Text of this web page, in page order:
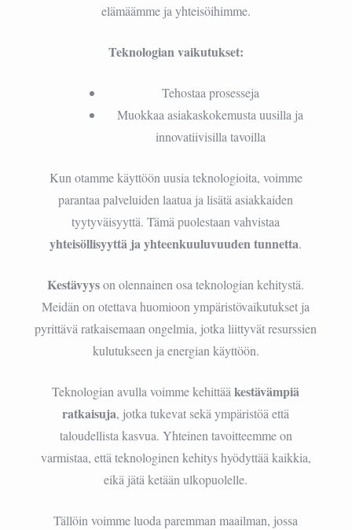
elämäämme ja yhteisöihimme.
Teknologian vaikutukset:
Tehostaa prosesseja
Muokkaa asiakaskokemusta uusilla ja
innovatiivisilla tavoilla
Kun otamme käyttöön uusia teknologioita, voimme
parantaa palveluiden laatua ja lisätä asiakkaiden
tyytyväisyyttä. Tämä puolestaan vahvistaa
yhteisöllisyyttä ja yhteenkuuluvuuden tunnetta.
Kestävyyson olennainen osa teknologian kehitystä.
Meidän on otettava huomioon ympäristövaikutukset ja
pyrittävä ratkaisemaan ongelmia, jotka liittyvät resurssien
kulutukseen ja energian käyttöön.
Teknologian avulla voimme kehittääkestävämpiä
ratkaisuja, jotka tukevat sekä ympäristöä että
taloudellista kasvua. Yhteinen tavoitteemme on
varmistaa, että teknologinen kehitys hyödyttää kaikkia,
eikä jätä ketään ulkopuolelle.
Tällöin voimme luoda paremman maailman, jossa